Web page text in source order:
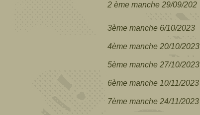
2 ème manche 29/09/202
3ème manche 6/10/2023
4ème manche 20/10/2023
5ème manche 27/10/2023
6ème manche 10/11/2023
7ème manche 24/11/2023